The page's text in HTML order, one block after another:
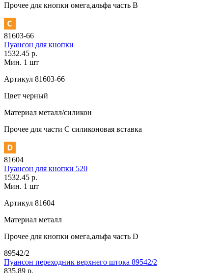
Прочее для кнопки омега,альфа часть В
81603-66
Пуансон для кнопки
1532.45 р.
Мин. 1 шт
Артикул 81603-66
Цвет черный
Материал металл/силикон
Прочее для части C силиконовая вставка
81604
Пуансон для кнопки 520
1532.45 р.
Мин. 1 шт
Артикул 81604
Материал металл
Прочее для кнопки омега,альфа часть D
89542/2
Пуансон переходник верхнего штока 89542/2
835.89 р.